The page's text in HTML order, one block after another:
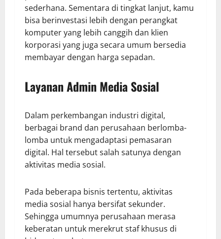
sederhana. Sementara di tingkat lanjut, kamu
bisa berinvestasi lebih dengan perangkat
komputer yang lebih canggih dan klien
korporasi yang juga secara umum bersedia
membayar dengan harga sepadan.
Layanan Admin Media Sosial
Dalam perkembangan industri digital,
berbagai brand dan perusahaan berlomba-
lomba untuk mengadaptasi pemasaran
digital. Hal tersebut salah satunya dengan
aktivitas media sosial.
Pada beberapa bisnis tertentu, aktivitas
media sosial hanya bersifat sekunder.
Sehingga umumnya perusahaan merasa
keberatan untuk merekrut staf khusus di